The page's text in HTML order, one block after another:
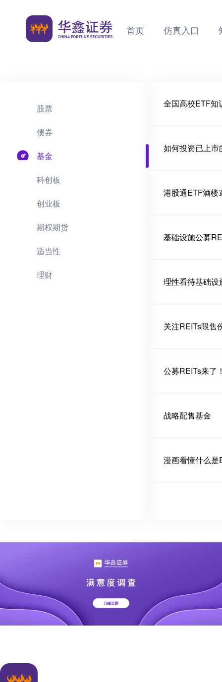
首页 仿真入口
股票
债券
基金
科创板
创业板
期权期货
适当性
理财
全国高校ETF知
如何投资已上市
港股通ETF酒楼
基础设施公募
理性看待基础
关注REITs限售
公募REITs来了
战略配售基金
漫画看懂什么是